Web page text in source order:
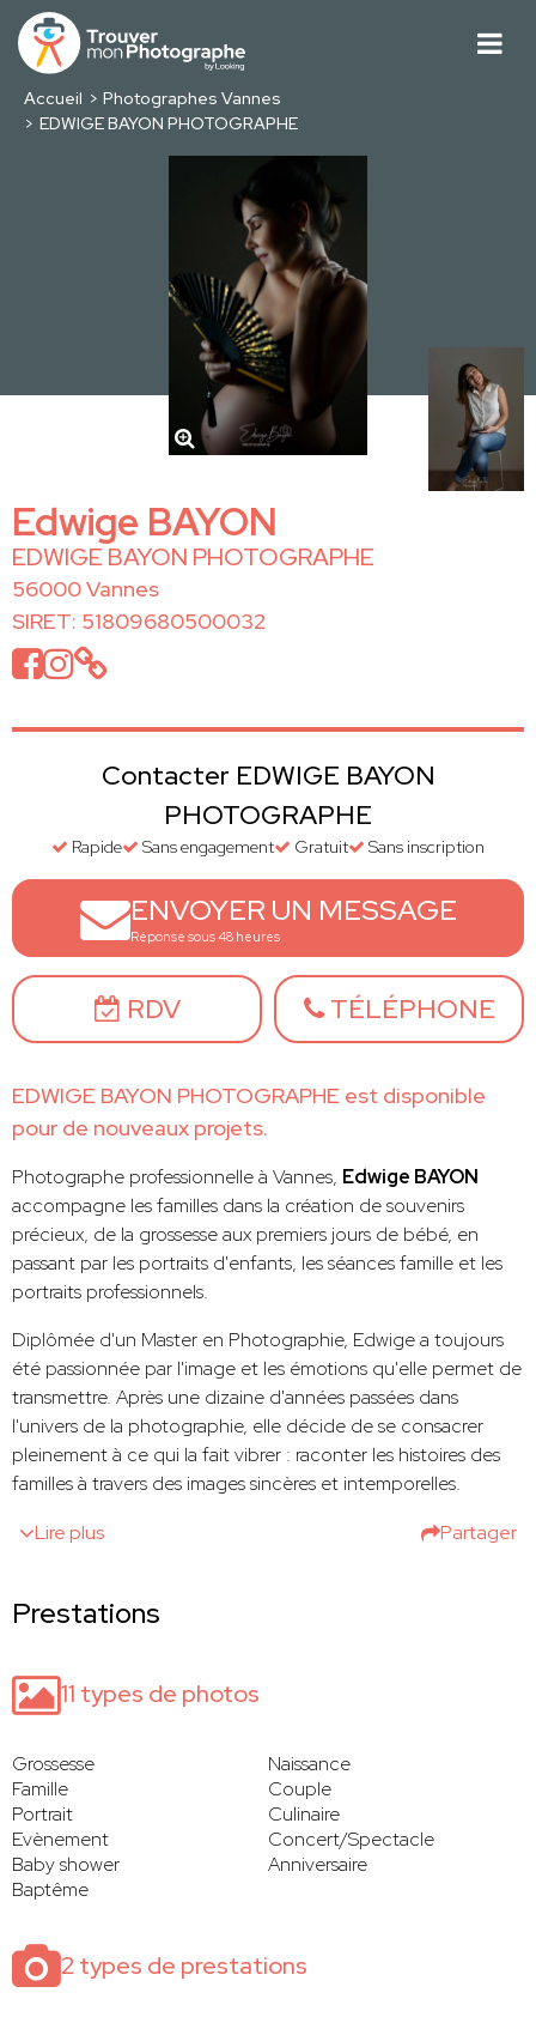
Accueil
Photographes Vannes
EDWIGE BAYON PHOTOGRAPHE
Edwige BAYON
EDWIGE BAYON PHOTOGRAPHE
56000 Vannes
SIRET: 51809680500032
Contacter EDWIGE BAYON
PHOTOGRAPHE
Rapide Sans engagement Gratuit Sans inscription
ENVOYER UN MESSAGE
Réponse sous 48 heures
RDV TÉLÉPHONE
EDWIGE BAYON PHOTOGRAPHE est disponible
pour de nouveaux projets.
Photographe professionnelle à Vannes, Edwige BAYON
accompagne les familles dans la création de souvenirs
précieux, de la grossesse aux premiers jours de bébé, en
passant par les portraits d'enfants, les séances famille et les
portraits professionnels.
Diplômée d'un Master en Photographie, Edwige a toujours
été passionnée par l'image et les émotions qu'elle permet de
transmettre. Après une dizaine d'années passées dans
l'univers de la photographie, elle décide de se consacrer
pleinement à ce qui la fait vibrer : raconter les histoires des
familles à travers des images sincères et intemporelles.
Lire plus
Partager
Prestations
11 types de photos
Grossesse
Naissance
Famille
Couple
Portrait
Culinaire
Evènement
Concert/Spectacle
Baby shower
Anniversaire
Baptême
2 types de prestations